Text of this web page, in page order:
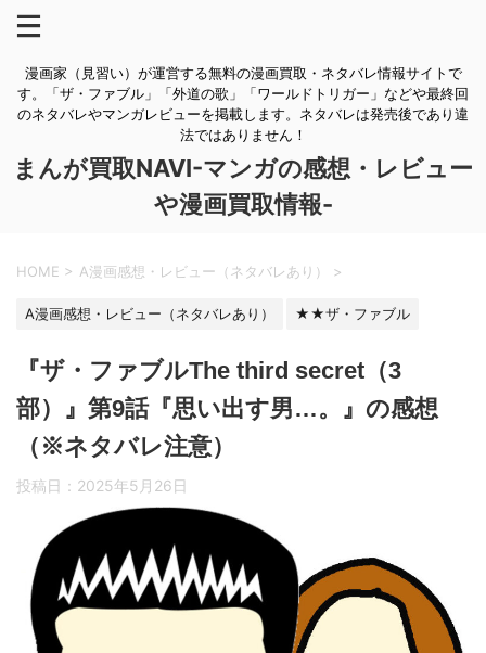
漫画家（見習い）が運営する無料の漫画買取・ネタバレ情報サイトで
す。「ザ・ファブル」「外道の歌」「ワールドトリガー」などや最終回
のネタバレやマンガレビューを掲載します。ネタバレは発売後であり違
法ではありません！
まんが買取NAVI-マンガの感想・レビュー
や漫画買取情報-
HOME > A漫画感想・レビュー（ネタバレあり） >
A漫画感想・レビュー（ネタバレあり） ★★ザ・ファブル
『ザ・ファブルThe third secret（3
部）』第9話『思い出す男…。』の感想
（※ネタバレ注意）
投稿日： 2025年5月26日